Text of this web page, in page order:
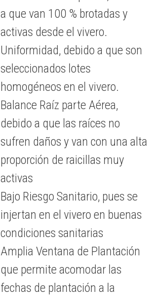
a que van 100 % brotadas y
activas desde el vivero.
Uniformidad, debido a que son
seleccionados lotes
homogéneos en el vivero.
Balance Raíz parte Aérea,
debido a que las raíces no
sufren daños y van con una alta
proporción de raicillas muy
activas
Bajo Riesgo Sanitario, pues se
injertan en el vivero en buenas
condiciones sanitarias
Amplia Ventana de Plantación
que permite acomodar las
fechas de plantación a la